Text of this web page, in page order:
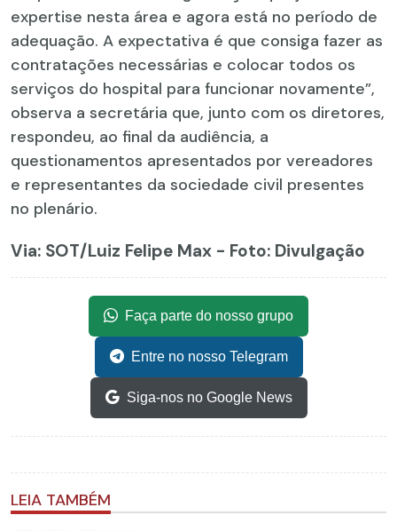
expertise nesta área e agora está no período de
adequação. A expectativa é que consiga fazer as
contratações necessárias e colocar todos os
serviços do hospital para funcionar novamente”,
observa a secretária que, junto com os diretores,
respondeu, ao final da audiência, a
questionamentos apresentados por vereadores
e representantes da sociedade civil presentes
no plenário.
Via: SOT/Luiz Felipe Max - Foto: Divulgação
Faça parte do nosso grupo
Entre no nosso Telegram
Siga-nos no Google News
LEIA TAMBÉM